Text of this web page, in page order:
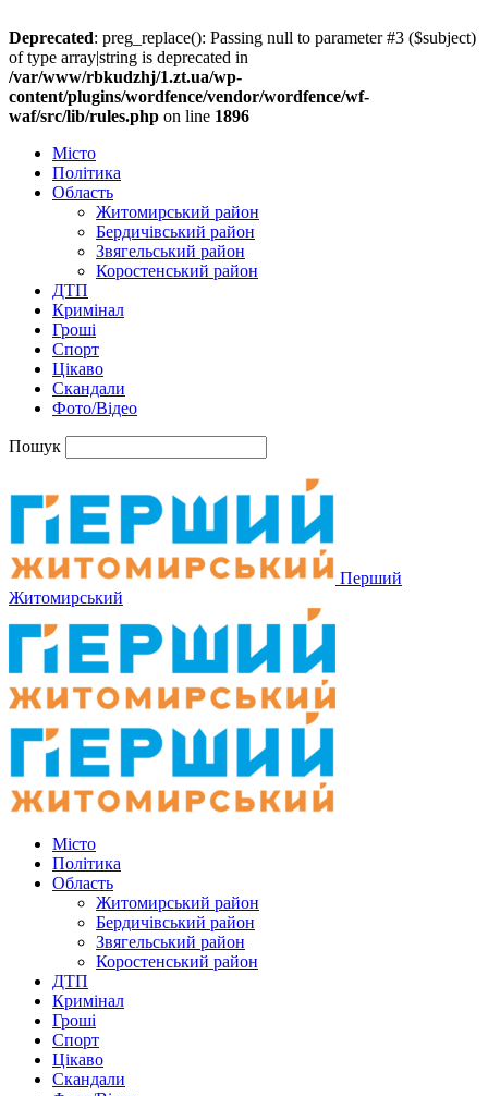
Deprecated: preg_replace(): Passing null to parameter #3 ($subject)
of type array|string is deprecated in
/var/www/rbkudzhj/1.zt.ua/wp-
content/plugins/wordfence/vendor/wordfence/wf-
waf/src/lib/rules.php on line 1896
Місто
Політика
Область
Житомирський район
Бердичівський район
Звягельський район
Коростенський район
ДТП
Кримінал
Гроші
Спорт
Цікаво
Скандали
Фото/Відео
Пошук
Перший
Житомирський
Місто
Політика
Область
Житомирський район
Бердичівський район
Звягельський район
Коростенський район
ДТП
Кримінал
Гроші
Спорт
Цікаво
Скандали